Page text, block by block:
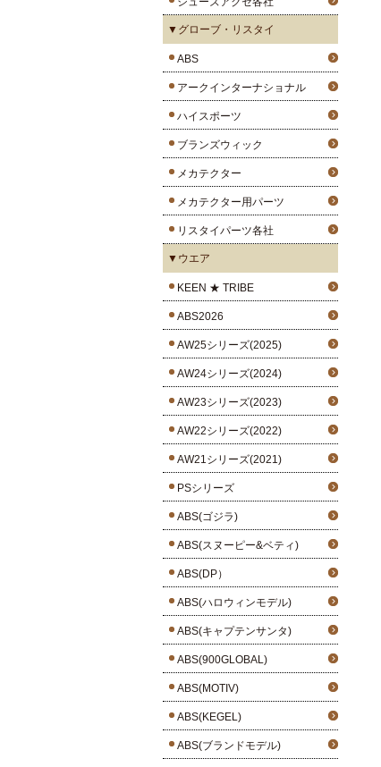
▼グローブ・リスタイ
ABS
アークインターナショナル
ハイスポーツ
ブランズウィック
メカテクター
メカテクター用パーツ
リスタイパーツ各社
▼ウエア
KEEN ★ TRIBE
ABS2026
AW25シリーズ(2025)
AW24シリーズ(2024)
AW23シリーズ(2023)
AW22シリーズ(2022)
AW21シリーズ(2021)
PSシリーズ
ABS(ゴジラ)
ABS(スヌーピー&ベティ)
ABS(DP）
ABS(ハロウィンモデル)
ABS(キャプテンサンタ)
ABS(900GLOBAL)
ABS(MOTIV)
ABS(KEGEL)
ABS(ブランドモデル)